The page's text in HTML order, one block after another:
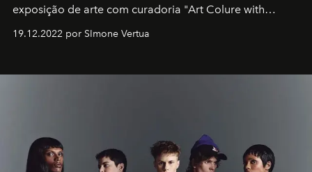
exposição de arte com curadoria "Art Colure with
19.12.2022 por SImone Vertua